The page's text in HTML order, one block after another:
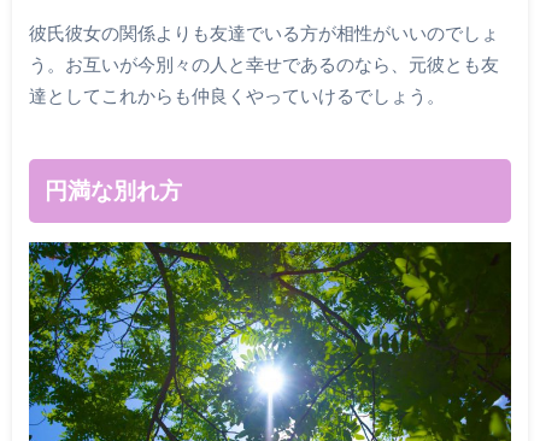
彼氏彼女の関係よりも友達でいる方が相性がいいのでしょ
う。お互いが今別々の人と幸せであるのなら、元彼とも友
達としてこれからも仲良くやっていけるでしょう。
円満な別れ方